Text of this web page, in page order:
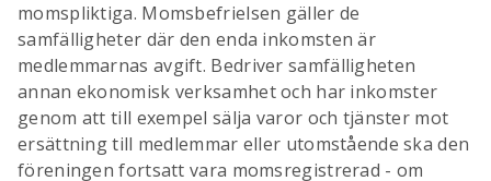
momspliktiga. Momsbefrielsen gäller de
samfälligheter där den enda inkomsten är
medlemmarnas avgift. Bedriver samfälligheten
annan ekonomisk verksamhet och har inkomster
genom att till exempel sälja varor och tjänster mot
ersättning till medlemmar eller utomstående ska den
föreningen fortsatt vara momsregistrerad - om